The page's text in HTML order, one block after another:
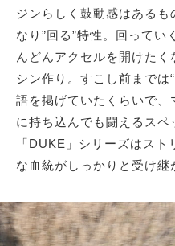
ジンらしく鼓動感はある
なり”回る”特性。回って
んどんアクセルを開けた
シン作り。すこし前まで
語を掲げていたくらいで、
に持ち込んでも闘えるスペ
「DUKE」シリーズはス
な血統がしっかりと受け継